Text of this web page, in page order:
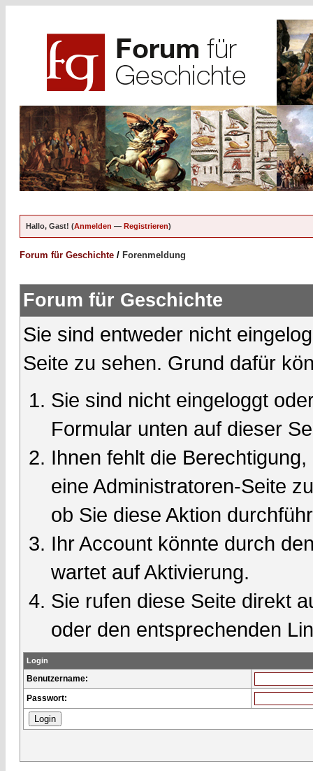
Hallo, Gast! (Anmelden — Registrieren)
Forum für Geschichte / Forenmeldung
Forum für Geschichte
Sie sind entweder nicht
Seite zu sehen. Grund dafür
Sie sind nicht eingeloggt
Formular unten auf dieser
Ihnen fehlt die
eine Administratoren-Seite
ob Sie diese Aktion
Ihr Account könnte durch
wartet auf Aktivierung.
Sie rufen diese Seite direkt
oder den entsprechenden
Login
Benutzername:
Passwort: